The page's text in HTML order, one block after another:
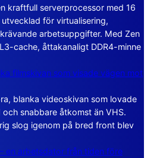
kraftfull serverprocessor med 16
för virtualisering,
arbetsuppgifter. Med Zen
cache, åttakanaligt DDR4-minne
filmskivan som visade vägen mot
blanka videoskivan som lovade
snabbare åtkomst än VHS.
slog igenom på bred front blev
en arbetsdator från tiden före